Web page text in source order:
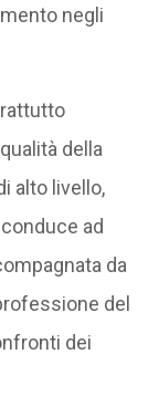
negli
della
alto livello,
ad
da
del
dei